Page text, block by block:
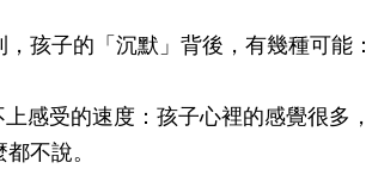
孩子的「沉默」背後，有幾種可能：
感受的速度：孩子心裡的感覺很多
不說。